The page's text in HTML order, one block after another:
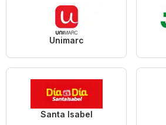
Unimarc
Santa Isabel